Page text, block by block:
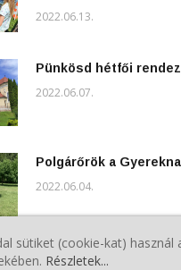
2022.06.13.
Pünkösd hétfői
2022.06.07.
Polgárőrök a
2022.06.04.
5.Veterán Piknik
sütiket (cookie-kat) használ
Részletek...